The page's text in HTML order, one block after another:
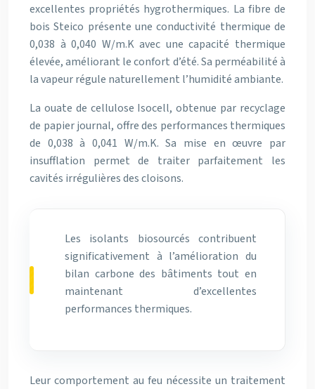
excellentes propriétés hygrothermiques. La fibre de
bois Steico présente une conductivité thermique de
0,038 à 0,040 W/m.K avec une capacité thermique
élevée, améliorant le confort d’été. Sa perméabilité à
la vapeur régule naturellement l’humidité ambiante.
La ouate de cellulose Isocell, obtenue par recyclage
de papier journal, offre des performances thermiques
de 0,038 à 0,041 W/m.K. Sa mise en œuvre par
insufflation permet de traiter parfaitement les
cavités irrégulières des cloisons.
Les isolants biosourcés contribuent
significativement à l’amélioration du
bilan carbone des bâtiments tout en
maintenant d’excellentes
performances thermiques.
Leur comportement au feu nécessite un traitement